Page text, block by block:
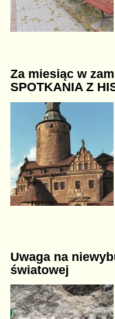
Za miesiąc w
SPOTKANIA Z
Uwaga na
światowej